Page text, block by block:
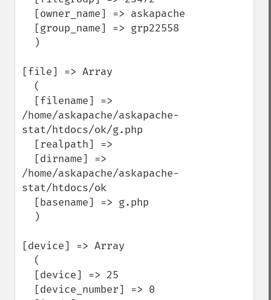
[file] => Array
/home/askapache/askapache-
stat/htdocs/ok/g.php
/home/askapache/askapache-
stat/htdocs/ok
[device] => Array